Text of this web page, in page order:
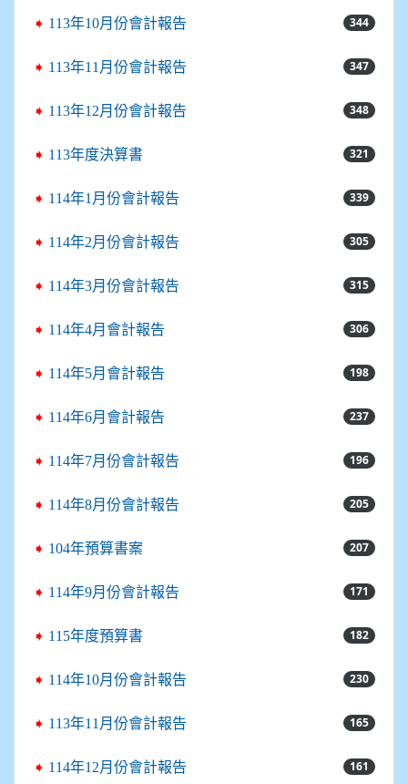
➧ 113年10月份會計報告 344
➧ 113年11月份會計報告 347
➧ 113年12月份會計報告 348
➧ 113年度決算書 321
➧ 114年1月份會計報告 339
➧ 114年2月份會計報告 305
➧ 114年3月份會計報告 315
➧ 114年4月會計報告 306
➧ 114年5月會計報告 198
➧ 114年6月會計報告 237
➧ 114年7月份會計報告 196
➧ 114年8月份會計報告 205
➧ 104年預算書案 207
➧ 114年9月份會計報告 171
➧ 115年度預算書 182
➧ 114年10月份會計報告 230
➧ 113年11月份會計報告 165
➧ 114年12月份會計報告 161